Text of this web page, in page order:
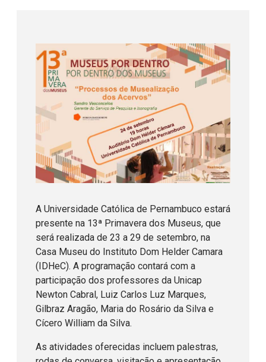
A Universidade Católica de Pernambuco estará
presente na 13ª Primavera dos Museus, que
será realizada de 23 a 29 de setembro, na
Casa Museu do Instituto Dom Helder Camara
(IDHeC). A programação contará com a
participação dos professores da Unicap
Newton Cabral, Luiz Carlos Luz Marques,
Gilbraz Aragão, Maria do Rosário da Silva e
Cícero William da Silva.
As atividades oferecidas incluem palestras,